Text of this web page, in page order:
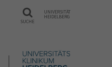
SUCHE
UNIVERSITÄT
HEIDELBERG